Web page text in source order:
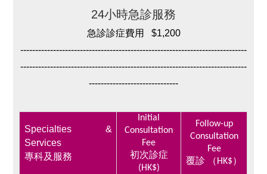
24小時急診服務
急診診症費用
$1,200
----------------------------------------------------------------------------
----------------------------------------------------------------------------
------------------------------
Specialties &
Services
專科及服務
Initial
Consultation
Fee
初次診症
(HK$)
Follow-up
Consultation
Fee
覆診 （HK$）